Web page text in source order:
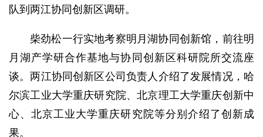
队到两江协同创新区调研。
柴劲松一行实地考察明月湖协同创新馆，前往明
月湖产学研合作基地与协同创新区科研院所交流座
谈。两江协同创新区公司负责人介绍了发展情况，哈
尔滨工业大学重庆研究院、北京理工大学重庆创新中
心、北京工业大学重庆研究院等分别介绍了创新成
果。